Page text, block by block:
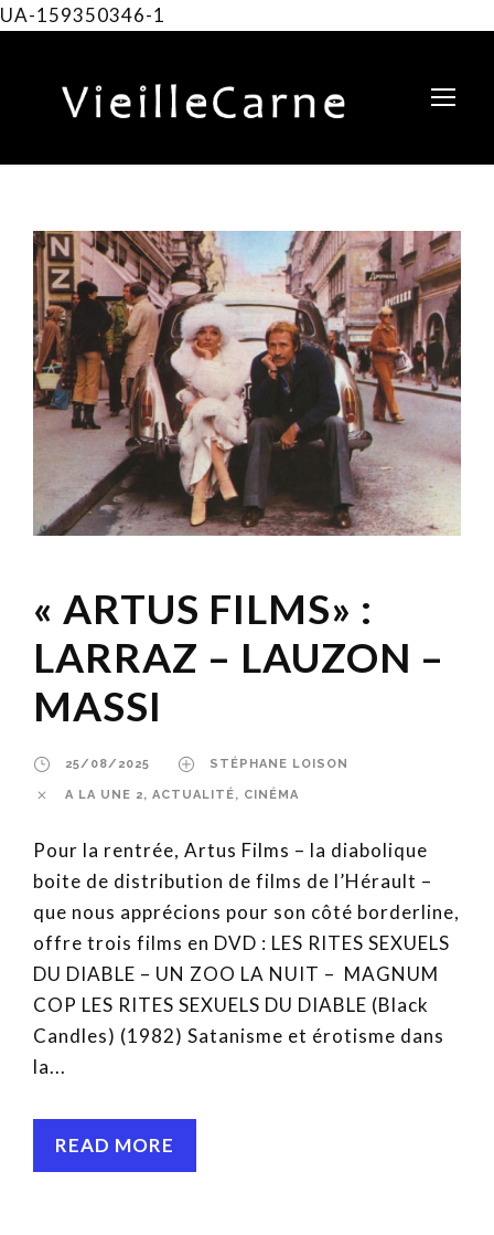
UA-159350346-1
« ARTUS FILMS» :
LARRAZ – LAUZON –
MASSI
25/08/2025 STÉPHANE LOISON
A LA UNE 2, ACTUALITÉ, CINÉMA
Pour la rentrée, Artus Films – la diabolique
boite de distribution de films de l’Hérault –
que nous apprécions pour son côté borderline,
offre trois films en DVD : LES RITES SEXUELS
DU DIABLE – UN ZOO LA NUIT – MAGNUM
COP LES RITES SEXUELS DU DIABLE (Black
Candles) (1982) Satanisme et érotisme dans
la...
READ MORE